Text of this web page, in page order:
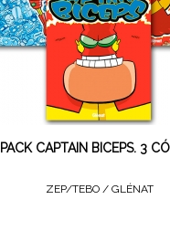
PACK CAPTAIN BICEPS. 3
ZEP/TEBO / GLÉNAT